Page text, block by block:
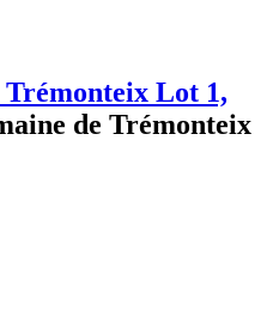
Lot 1,
de Trémonteix